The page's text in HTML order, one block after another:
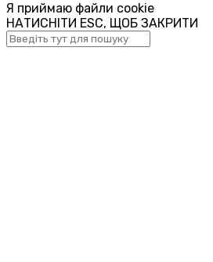
Я приймаю файли cookie
НАТИСНІТИ ESC, ЩОБ ЗАКРИТИ